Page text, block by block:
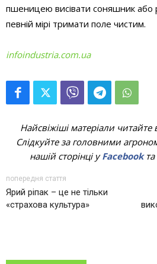
пшеницею висівати соняшник або
певній мірі тримати поле чистим.
infoindustria.com.ua
Найсвіжіші матеріали читайте
Слідкуйте за головними
нашій сторінці уFacebookта
попередня стаття
Ярий ріпак – це не тільки
«страхова культура»